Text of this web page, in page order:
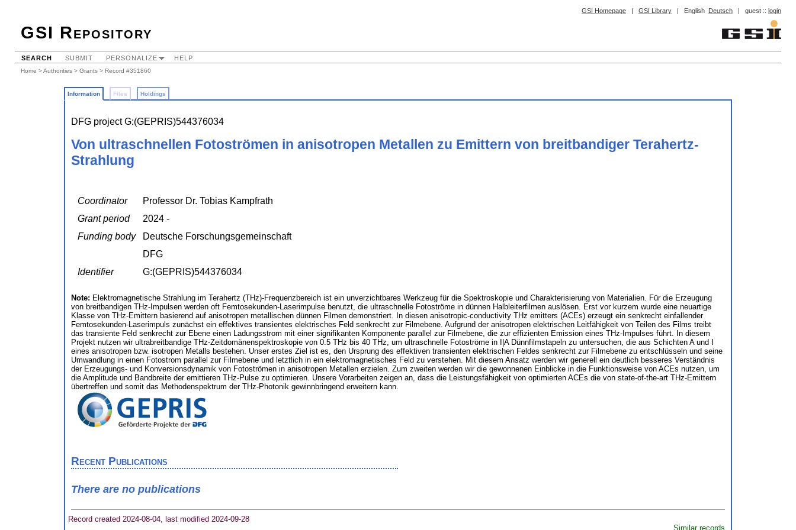
GSI Homepage | GSI Library | English Deutsch | guest :: login
GSI Repository
SEARCH SUBMIT PERSONALIZE HELP
Home >Authorities > Grants > Record #351860
Information Files Holdings
DFG project G:(GEPRIS)544376034
Von ultraschnellen Fotoströmen in anisotropen Metallen zu Emittern von breitbandiger Terahertz-
Strahlung
Coordinator
Professor Dr. Tobias Kampfrath
Grant period
2024 -
Funding body
Deutsche Forschungsgemeinschaft
DFG
Identifier
G:(GEPRIS)544376034
Note: Elektromagnetische Strahlung im Terahertz (THz)-Frequenzbereich ist ein unverzichtbares Werkzeug für die Spektroskopie und Charakterisierung von Materialien. Für die Erzeugung
von breitbandigen THz-Impulsen werden oft Femtosekunden-Laserimpulse benutzt, die ultraschnelle Fotoströme in dünnen Halbleiterfilmen auslösen. Erst vor kurzem wurde eine neuartige
Klasse von THz-Emittern basierend auf anisotropen metallischen dünnen Filmen demonstriert. In diesen anisotropic-conductivity THz emitters (ACEs) erzeugt ein senkrecht einfallender
Femtosekunden-Laserimpuls zunächst ein effektives transientes elektrisches Feld senkrecht zur Filmebene. Aufgrund der anisotropen elektrischen Leitfähigkeit von Teilen des Films treibt
das transiente Feld senkrecht zur Ebene einen Ladungsstrom mit einer signifikanten Komponente parallel zur Filmebene, die zur effizienten Emission eines THz-Impulses führt. In diesem
Projekt nutzen wir ultrabreitbandige THz-Zeitdomänenspektroskopie von 0.5 THz bis 40 THz, um ultraschnelle Fotoströme in I|A Dünnfilmstapeln zu untersuchen, die aus Schichten A und I
eines anisotropen bzw. isotropen Metalls bestehen. Unser erstes Ziel ist es, den Ursprung des effektiven transienten elektrischen Feldes senkrecht zur Filmebene zu entschlüsseln und seine
Umwandlung in einen Fotostrom parallel zur Filmebene und letztlich in ein elektromagnetisches Feld zu verstehen. Mit diesem Ansatz werden wir generell ein deutlich besseres Verständnis
der Erzeugungs- und Konversionsdynamik von Fotoströmen in anisotropen Metallen erzielen. Zum zweiten werden wir die gewonnenen Einblicke in die Funktionsweise von ACEs nutzen, um
die Amplitude und Bandbreite der emittieren THz-Pulse zu optimieren. Unsere Vorarbeiten zeigen an, dass die Leistungsfähigkeit von optimierten ACEs die von state-of-the-art THz-Emittern
übertreffen und somit das Methodenspektrum der THz-Photonik gewinnbringend erweitern kann.
Recent Publications
There are no publications
Record created 2024-08-04, last modified 2024-09-28
Similar records